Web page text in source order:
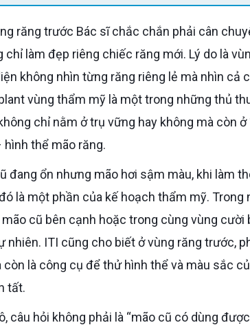
làm đẹp riêng chiếc răng mới. Lý do là
không nhìn từng răng riêng lẻ mà nhìn cả
vùng thẩm mỹ là một trong những thủ
chỉ nằm ở trụ vững hay không mà còn
thể mão răng.
đang ổn nhưng mão hơi sậm màu, khi làm
là một phần của kế hoạch thẩm mỹ. Trong
cũ bên cạnh hoặc trong cùng vùng cười
nhiên. ITI cũng cho biết ở vùng răng trước,
là công cụ để thử hình thể và màu sắc
tất.